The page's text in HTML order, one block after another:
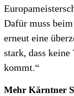
Dafür muss
erneut eine
stark, dass
kommt.“
Mehr Kärntner